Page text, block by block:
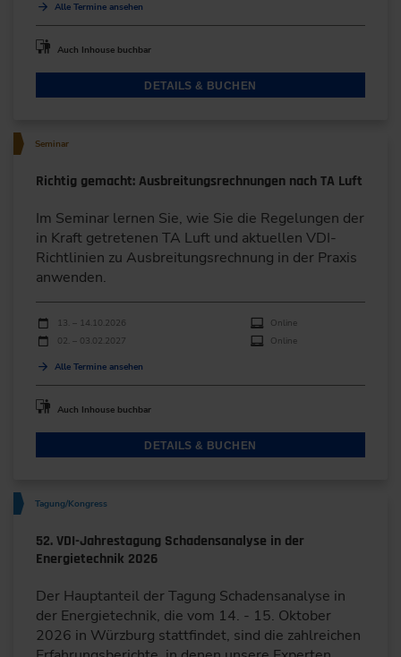
Alle Termine ansehen
Auch Inhouse buchbar
DETAILS & BUCHEN
Seminar
Richtig gemacht: Ausbreitungsrechnungen nach TA Luft
Im Seminar lernen Sie, wie Sie die Regelungen der
in Kraft getretenen TA Luft und aktuellen VDI-
Richtlinien zu Ausbreitungsrechnung in der Praxis
anwenden.
Durchführungen
Veranstaltungsdatum
13. – 14.10.2026
Online
02. – 03.02.2027
Online
Alle Termine ansehen
Auch Inhouse buchbar
DETAILS & BUCHEN
Tagung/Kongress
52. VDI-Jahrestagung Schadensanalyse in der
Energietechnik 2026
Der Hauptanteil der Tagung Schadensanalyse in
der Energietechnik, die vom 14. - 15. Oktober
2026 in Würzburg stattfindet, sind die zahlreichen